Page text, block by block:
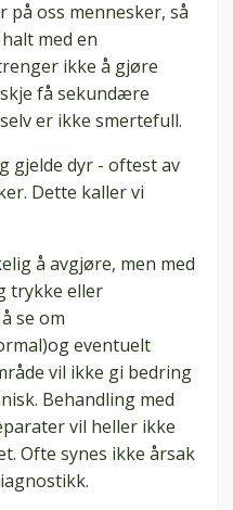
på oss mennesker, så
med en
ikke å gjøre
få sekundære
er ikke smertefull.
gjelde dyr - oftest av
Dette kaller vi
å avgjøre, men med
trykke eller
se om
eventuelt
vil ikke gi bedring
Behandling med
vil heller ikke
Ofte synes ikke årsak